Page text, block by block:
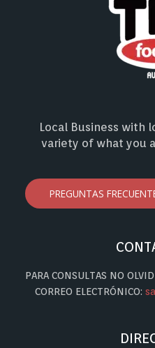
Local Business with
variety of what you
PREGUNTAS
PARA CONSULTAS NO
CORREO ELECTRÓNICO: